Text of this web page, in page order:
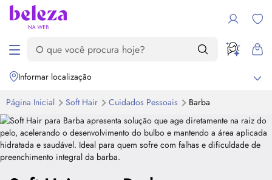
Informar localização
Página Inicial Soft Hair Cuidados Pessoais Barba